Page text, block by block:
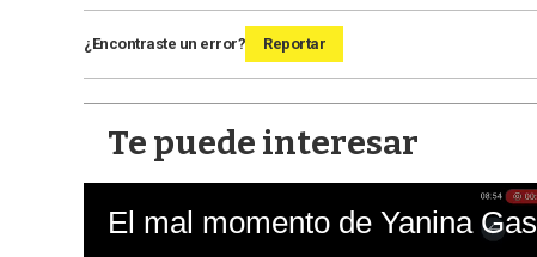
¿Encontraste un error? Reportar
Te puede interesar